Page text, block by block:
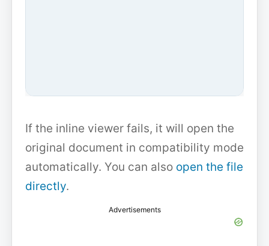
If the inline viewer fails, it will open the
original document in compatibility mode
automatically. You can also open the file
directly.
Advertisements